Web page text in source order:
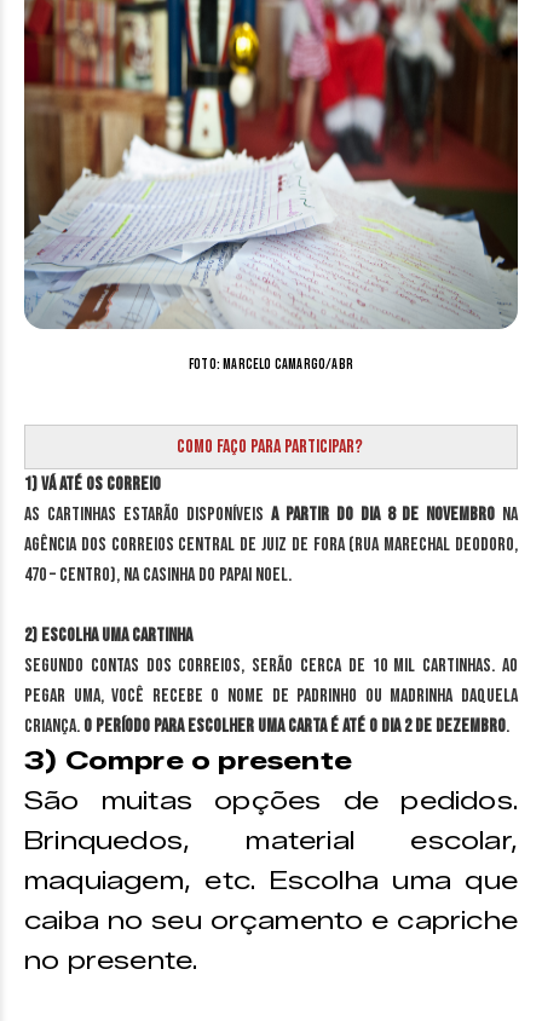
Foto: Marcelo Camargo/ABr
Como faço para participar?
1) Vá até os correio
As cartinhas estarão disponíveis a partir do dia 8 de novembro na
agência dos Correios Central de Juiz de Fora (Rua Marechal Deodoro,
470 – Centro), na Casinha do Papai Noel.
2) Escolha uma cartinha
Segundo contas dos Correios, serão cerca de 10 mil cartinhas. Ao
pegar uma, você recebe o nome de padrinho ou madrinha daquela
criança. O período para escolher uma carta é até o dia 2 de dezembro.
3) Compre o presente
São muitas opções de pedidos.
Brinquedos, material escolar,
maquiagem, etc. Escolha uma que
caiba no seu orçamento e capriche
no presente.